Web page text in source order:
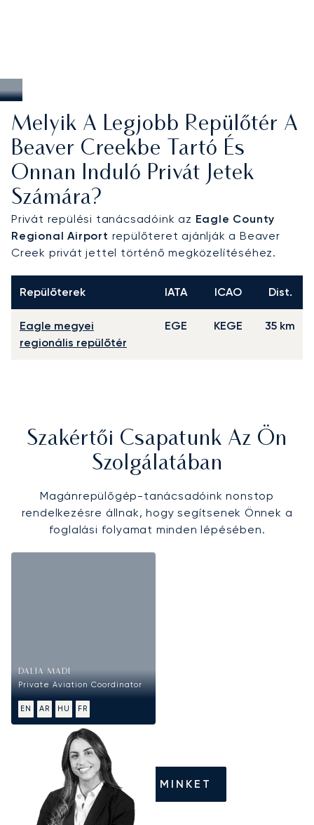
Melyik A Legjobb Repülőtér A
Beaver Creekbe Tartó És
Onnan Induló Privát Jetek
Számára?
Privát repülési tanácsadóink az Eagle County
Regional Airport repülőteret ajánlják a Beaver
Creek privát jettel történő megközelítéséhez.
Repülőterek IATA ICAO Dist.
Eagle megyei
regionális repülőtér
EGE KEGE 35 km
Szakértői Csapatunk Az Ön
Szolgálatában
Magánrepülőgép-tanácsadóink nonstop
rendelkezésre állnak, hogy segítsenek Önnek a
foglalási folyamat minden lépésében.
DALIA MADI
Private Aviation Coordinator
EN AR HU FR
HÍVJON MINKET